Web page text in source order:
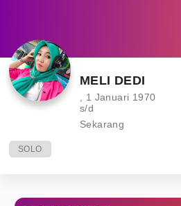
MELI DEDI
, 1 Januari 1970
s/d
Sekarang
SOLO